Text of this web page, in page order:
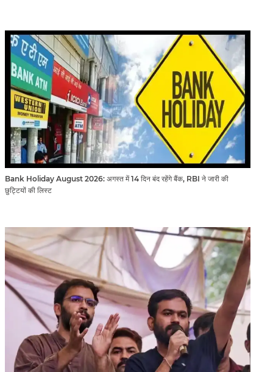
Bank Holiday August 2026: अगस्त में 14 दिन बंद रहेंगे बैंक, RBI ने जारी की
छुट्टियों की लिस्ट​​​​​​​